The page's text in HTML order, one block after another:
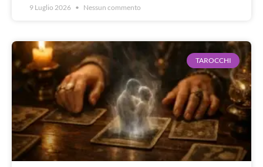
9 Luglio 2026 Nessun commento
TAROCCHI